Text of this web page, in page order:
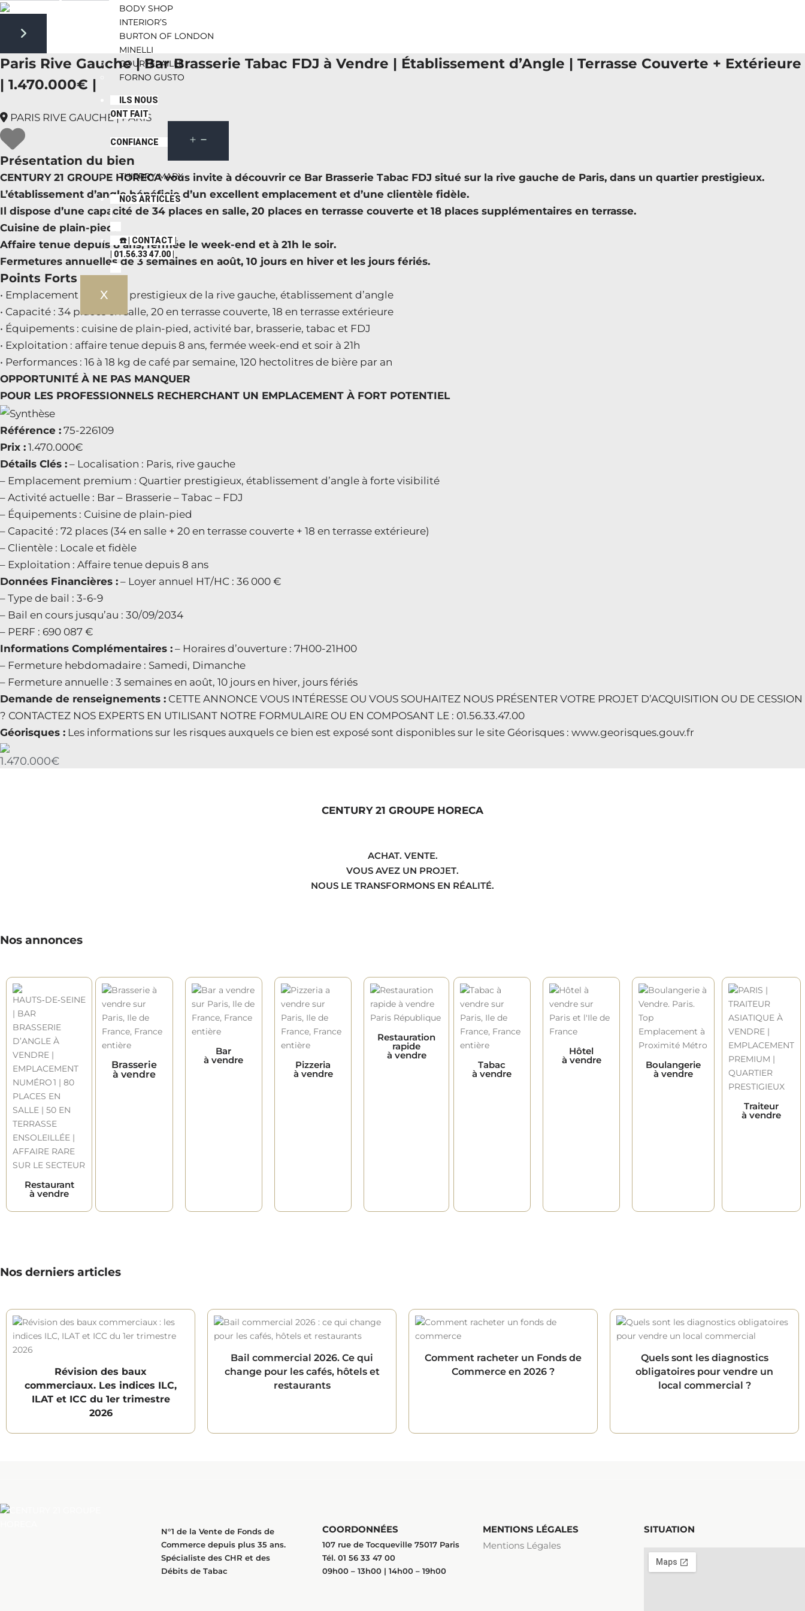
BODY SHOP
INTERIOR’S
BURTON OF LONDON
MINELLI
COURTEPAILLE
FORNO GUSTO
ILS NOUS
ONT FAIT
CONFIANCE
THIERRY MARX
NOS ARTICLES
☎️ | CONTACT |
| 01.56.33 47.00 |
X
Next slide
Paris Rive Gauche | Bar Brasserie Tabac FDJ à Vendre | Établissement d’Angle | Terrasse Couverte + Extérieure
| 1.470.000€ |
PARIS RIVE GAUCHE | PARIS
Présentation du bien
CENTURY 21 GROUPE HORECA vous invite à découvrir ce Bar Brasserie Tabac FDJ situé sur la rive gauche de Paris, dans un quartier prestigieux.
L’établissement d’angle bénéficie d’un excellent emplacement et d’une clientèle fidèle.
Il dispose d’une capacité de 34 places en salle, 20 places en terrasse couverte et 18 places supplémentaires en terrasse.
Cuisine de plain-pied.
Affaire tenue depuis 8 ans, fermée le week-end et à 21h le soir.
Fermetures annuelles de 3 semaines en août, 10 jours en hiver et les jours fériés.
Points Forts :
• Emplacement : quartier prestigieux de la rive gauche, établissement d’angle
• Capacité : 34 places en salle, 20 en terrasse couverte, 18 en terrasse extérieure
• Équipements : cuisine de plain-pied, activité bar, brasserie, tabac et FDJ
• Exploitation : affaire tenue depuis 8 ans, fermée week-end et soir à 21h
• Performances : 16 à 18 kg de café par semaine, 120 hectolitres de bière par an
OPPORTUNITÉ À NE PAS MANQUER
POUR LES PROFESSIONNELS RECHERCHANT UN EMPLACEMENT À FORT POTENTIEL
Référence : 75-226109
Prix : 1.470.000€
Détails Clés : – Localisation : Paris, rive gauche
– Emplacement premium : Quartier prestigieux, établissement d’angle à forte visibilité
– Activité actuelle : Bar – Brasserie – Tabac – FDJ
– Équipements : Cuisine de plain-pied
– Capacité : 72 places (34 en salle + 20 en terrasse couverte + 18 en terrasse extérieure)
– Clientèle : Locale et fidèle
– Exploitation : Affaire tenue depuis 8 ans
Données Financières : – Loyer annuel HT/HC : 36 000 €
– Type de bail : 3-6-9
– Bail en cours jusqu’au : 30/09/2034
– PERF : 690 087 €
Informations Complémentaires : – Horaires d’ouverture : 7H00-21H00
– Fermeture hebdomadaire : Samedi, Dimanche
– Fermeture annuelle : 3 semaines en août, 10 jours en hiver, jours fériés
Demande de renseignements : CETTE ANNONCE VOUS INTÉRESSE OU VOUS SOUHAITEZ NOUS PRÉSENTER VOTRE PROJET D’ACQUISITION OU DE CESSION
? CONTACTEZ NOS EXPERTS EN UTILISANT NOTRE FORMULAIRE OU EN COMPOSANT LE : 01.56.33.47.00
Géorisques : Les informations sur les risques auxquels ce bien est exposé sont disponibles sur le site Géorisques : www.georisques.gouv.fr
1.470.000€
CENTURY 21 GROUPE HORECA
ACHAT. VENTE.
VOUS AVEZ UN PROJET.
NOUS LE TRANSFORMONS EN RÉALITÉ.
Nos annonces
Restaurant
à vendre
Brasserie
à vendre
Bar
à vendre Pizzeria
à vendre
Restauration
rapide
à vendre
Tabac
à vendre
Hôtel
à vendre Boulangerie
à vendre
Traiteur
à vendre
Nos derniers articles
Révision des baux
commerciaux. Les indices ILC,
ILAT et ICC du 1er trimestre
2026
Bail commercial 2026. Ce qui
change pour les cafés, hôtels et
restaurants
Comment racheter un Fonds de
Commerce en 2026 ?
Quels sont les diagnostics
obligatoires pour vendre un
local commercial ?
N°1 de la Vente de Fonds de
Commerce depuis plus 35 ans.
Spécialiste des CHR et des
Débits de Tabac
COORDONNÉES
107 rue de Tocqueville 75017 Paris
Tél. 01 56 33 47 00
09h00 – 13h00 | 14h00 – 19h00
MENTIONS LÉGALES
Mentions Légales
SITUATION